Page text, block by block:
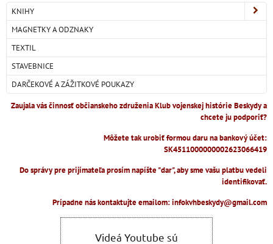
KNIHY
MAGNETKY A ODZNAKY
TEXTIL
STAVEBNICE
DARČEKOVÉ A ZÁŽITKOVÉ POUKAZY
Zaujala vás činnosť občianskeho združenia Klub vojenskej histórie Beskydy a
chcete ju podporiť?
Môžete tak urobiť formou daru na bankový účet:
SK4511000000002623066419
Do správy pre prijímateľa prosím napíšte "dar", aby sme vašu platbu vedeli
identifikovať.
Prípadne nás kontaktujte emailom: infokvhbeskydy@gmail.com
Videá Youtube sú